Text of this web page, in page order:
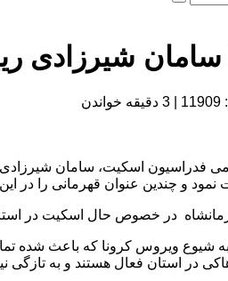
سامان شیرزادی
3 دقیقه خواندن
فدراسیون اسکیت، سامان شیرزادی
قهرمانی را در این رشته در کارنامه ورزشی خود دارد و
در خصوص حال اسکیت در
شیوع ویروس کرونا که باعث شده
در استان فعال هستند و به تازگی